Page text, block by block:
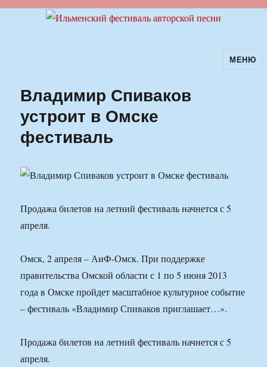
Ильменский фестиваль авторскойМЕНЮ
Владимир Спиваков
устроит в Омске
фестиваль
Продажа билетов на летний фестиваль начнется с 5
апреля.
Омск, 2 апреля – АиФ-Омск. При поддержке
правительства Омской области с 1 по 5 июня 2013
года в Омске пройдет масштабное культурное событие
– фестиваль «Владимир Спиваков приглашает…».
Продажа билетов на летний фестиваль начнется с 5
апреля.